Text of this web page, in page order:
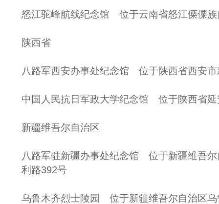
怒江驼峰航线纪念馆 位于云南省怒江傈僳族
陕西省
八路军西安办事处纪念馆 位于陕西省西安
中国人民抗日军政大学纪念馆 位于陕西省
新疆维吾尔自治区
八路军驻新疆办事处纪念馆 位于新疆维吾
利路392号
乌鲁木齐烈士陵园 位于新疆维吾尔自治区